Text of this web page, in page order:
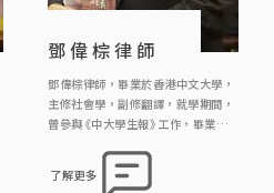
鄧偉棕律師
鄧偉棕律師，畢業於香港中文大學，
主修社會學，副修翻譯，就學期間，
曾參與《中大學生報》工作，畢業後
法律，成為律師。 鄧律師熱衷參與公
共事務，曾參與多宗司法覆核案例，
了解更多